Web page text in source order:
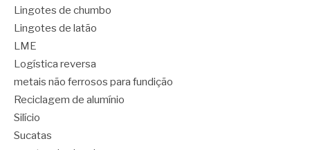
Lingotes de chumbo
Lingotes de latão
LME
Logística reversa
metais não ferrosos para fundição
Reciclagem de alumínio
Silício
Sucatas